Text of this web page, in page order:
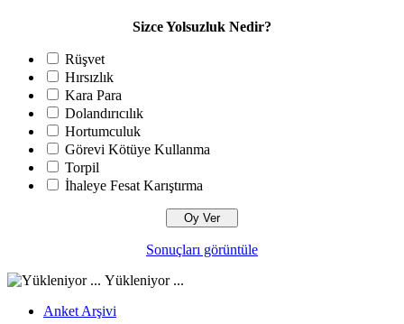
Sizce Yolsuzluk Nedir?
Rüşvet
Hırsızlık
Kara Para
Dolandırıcılık
Hortumculuk
Görevi Kötüye Kullanma
Torpil
İhaleye Fesat Karıştırma
Sonuçları görüntüle
Yükleniyor ...
Anket Arşivi